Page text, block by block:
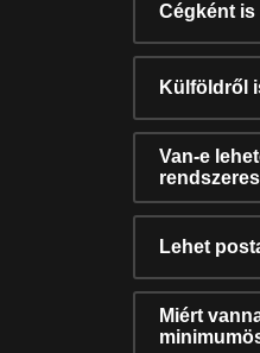
Cégként
Külföldről
Van-e
Lehet
Miért